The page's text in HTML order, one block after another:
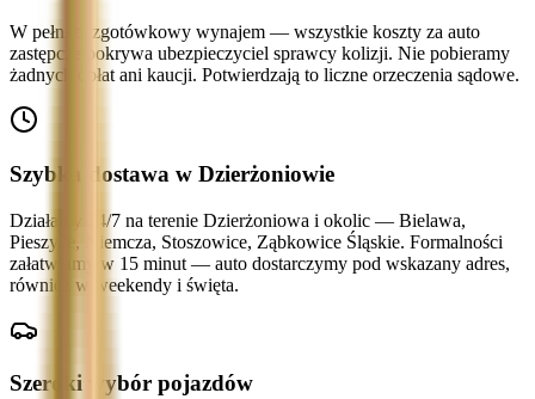
W pełni bezgotówkowy wynajem — wszystkie koszty za auto
zastępcze pokrywa ubezpieczyciel sprawcy kolizji. Nie pobieramy
żadnych opłat ani kaucji. Potwierdzają to liczne orzeczenia sądowe.
Szybka dostawa w Dzierżoniowie
Działamy 24/7 na terenie Dzierżoniowa i okolic — Bielawa,
Pieszyce, Niemcza, Stoszowice, Ząbkowice Śląskie. Formalności
załatwiamy w 15 minut — auto dostarczymy pod wskazany adres,
również w weekendy i święta.
Szeroki wybór pojazdów